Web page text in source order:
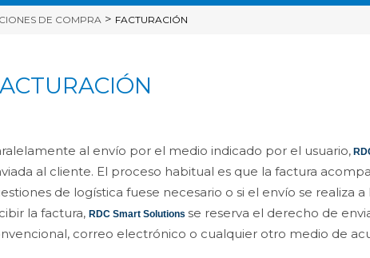
DE COMPRA > FACTURACIÓN
al envío por el medio indicado por el usuario,
al cliente. El proceso habitual es que la factura
de logística fuese necesario o si el envío se realiza
la factura, RDC Smart Solutions se reserva el derecho de
correo electrónico o cualquier otro medio de